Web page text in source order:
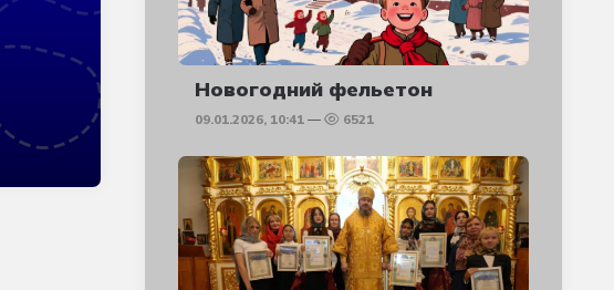
Новогодний фельетон
09.01.2026, 10:41 6521